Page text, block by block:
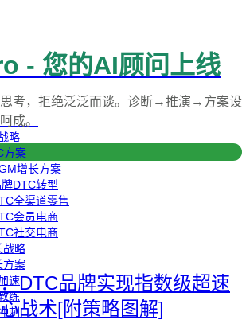
略
方案
增长方案
牌DTC转型
全渠道零售
会员电商
社交电商
战略
方案
速
练
刺
- 您的AI顾问上线
考，拒绝泛泛而谈。诊断→推演→方案设
成。
DTC品牌实现指数级超速
战术[附策略图解]